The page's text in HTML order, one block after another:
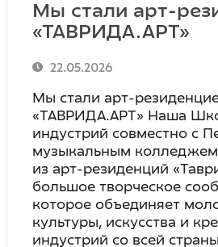
Мы стали арт-
«ТАВРИДА.АРТ»
22.05.2026
Мы стали арт-
«ТАВРИДА.АРТ» Наша
индустрий совместно с
музыкальным колледжем
из арт-резиденций
большое творческое
которое объединяет
культуры, искусства и
индустрий со всей